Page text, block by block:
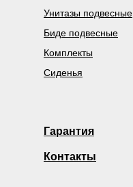
Унитазы подвесные
Биде подвесные
Комплекты
Гарантия
Контакты
Сиденья